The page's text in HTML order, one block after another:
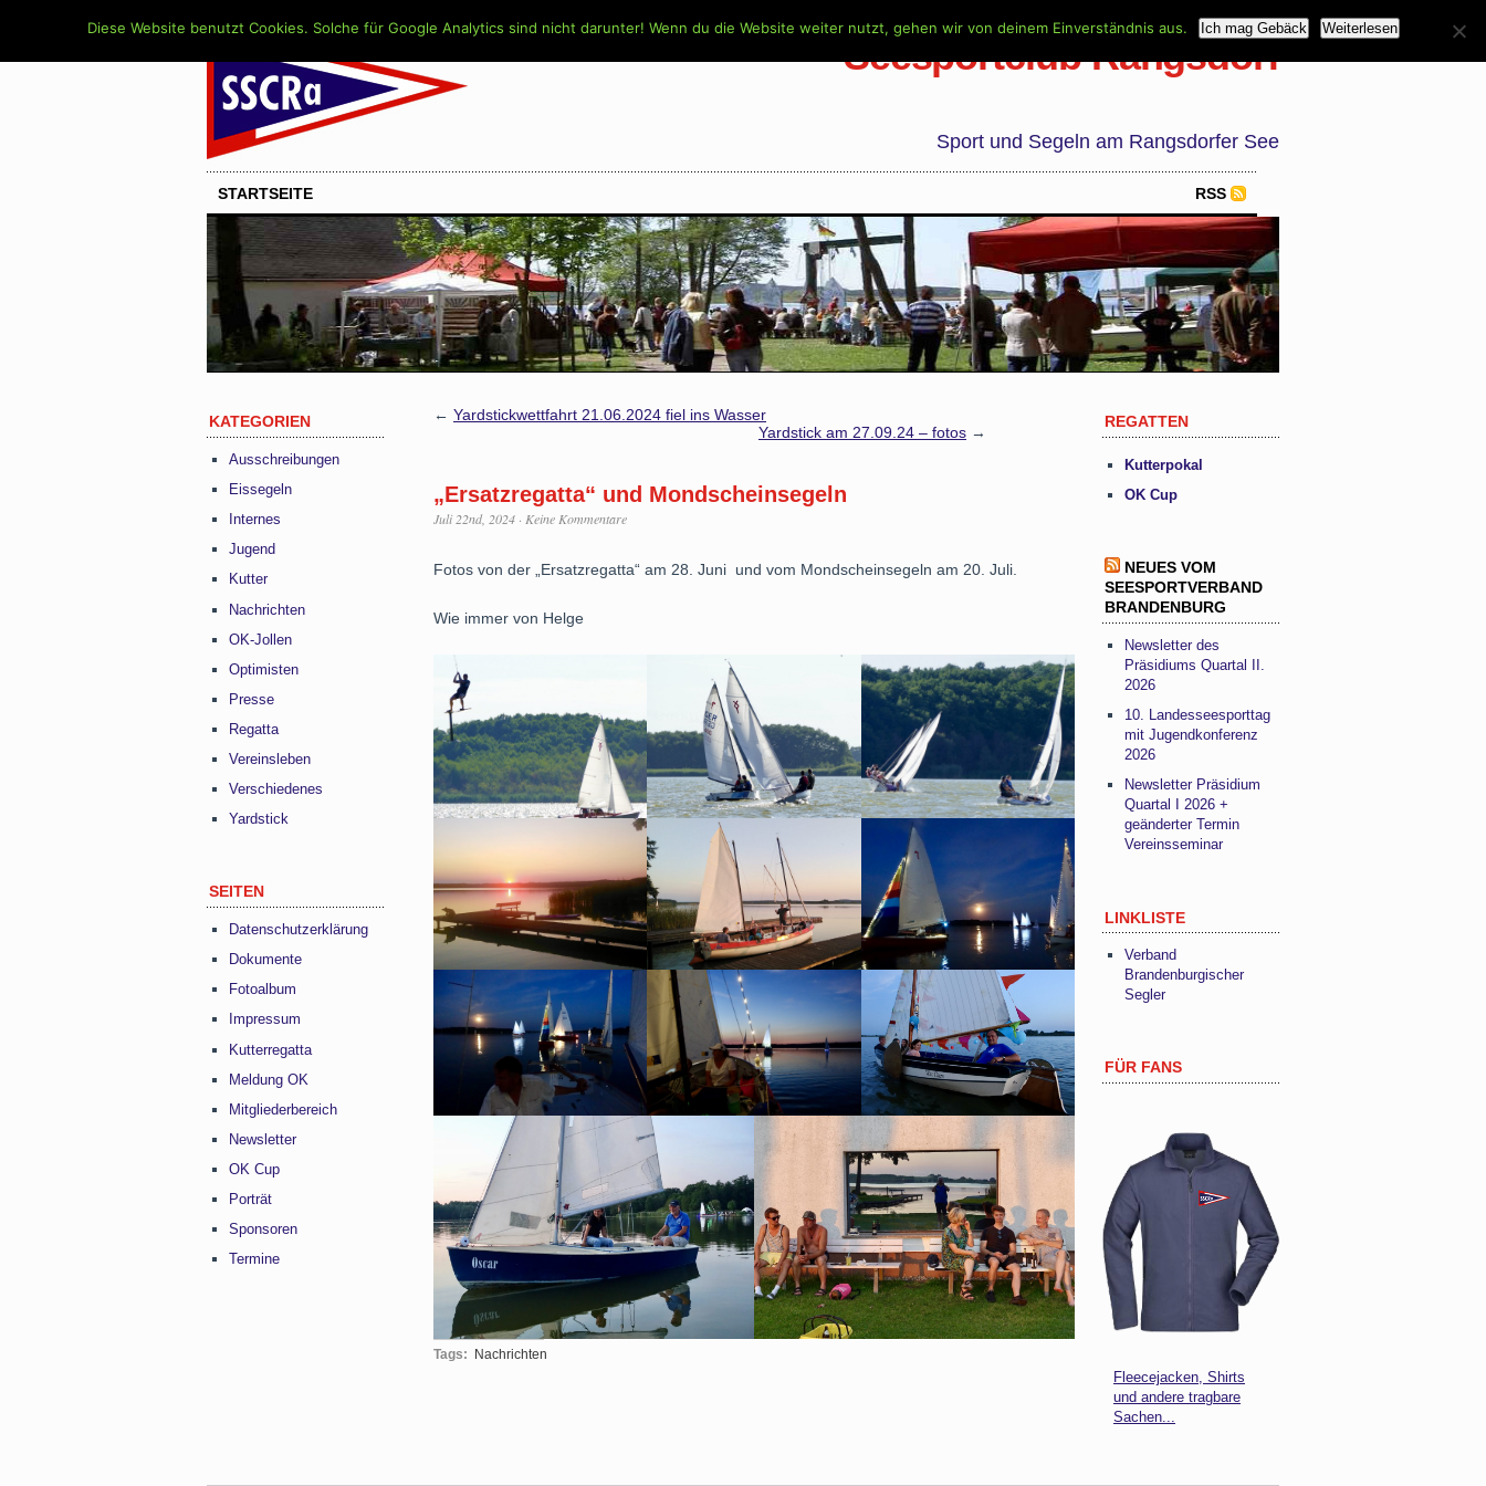
Seesportclub Rangsdorf
Sport und Segeln am Rangsdorfer See
STARTSEITE RSS
KATEGORIEN
Ausschreibungen
Eissegeln
Internes
Jugend
Kutter
Nachrichten
OK-Jollen
Optimisten
Presse
Regatta
Vereinsleben
Verschiedenes
Yardstick
SEITEN
Datenschutzerklärung
Dokumente
Fotoalbum
Impressum
Kutterregatta
Meldung OK
Mitgliederbereich
Newsletter
OK Cup
Porträt
Sponsoren
Termine
← Yardstickwettfahrt 21.06.2024 fiel ins Wasser
Yardstick am 27.09.24 – fotos →
„Ersatzregatta“ und Mondscheinsegeln
Juli 22nd, 2024 · Keine Kommentare
Fotos von der „Ersatzregatta“ am 28. Juni und vom Mondscheinsegeln am 20. Juli.
Wie immer von Helge
Tags: Nachrichten
REGATTEN
Kutterpokal
OK Cup
NEUES VOM
SEESPORTVERBAND
BRANDENBURG
Newsletter des
Präsidiums Quartal II.
2026
10. Landesseesporttag
mit Jugendkonferenz
2026
Newsletter Präsidium
Quartal I 2026 +
geänderter Termin
Vereinsseminar
LINKLISTE
Verband
Brandenburgischer
Segler
FÜR FANS
Fleecejacken, Shirts
und andere tragbare
Sachen...
Diese Website benutzt Cookies. Solche für Google Analytics sind nicht darunter! Wenn du die Website weiter nutzt, gehen wir von deinem Einverständnis aus. Ich mag Gebäck Weiterlesen